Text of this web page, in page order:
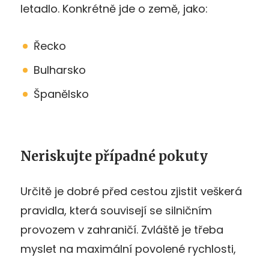
letadlo. Konkrétně jde o země, jako:
Řecko
Bulharsko
Španělsko
Neriskujte případné pokuty
Určitě je dobré před cestou zjistit veškerá
pravidla, která souvisejí se silničním
provozem v zahraničí. Zvláště je třeba
myslet na maximální povolené rychlosti,